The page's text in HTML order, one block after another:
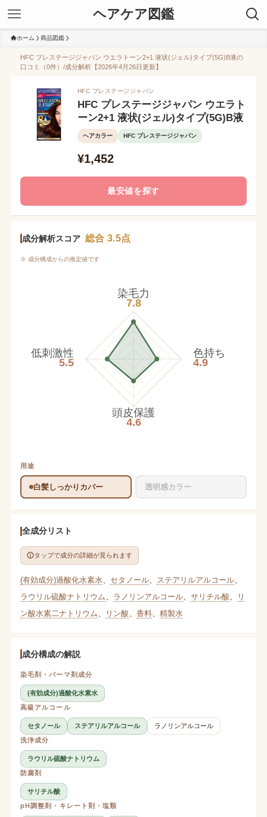
ヘアケア図鑑
ホーム 商品図鑑
HFC プレステージジャパン ウエラトーン2+1 液状(ジェル)タイプ(5G)B液の
口コミ（0件）/成分解析【2026年4月26日更新】
HFC プレステージジャパン
HFC プレステージジャパン ウエラト
ーン2+1 液状(ジェル)タイプ(5G)B液
ヘアカラー HFC プレステージジャパン
¥1,452
最安値を探す
成分解析スコア 総合 3.5点
※ 成分構成からの推定値です
染毛力
7.8
色持ち
4.9
頭皮保護
4.6
低刺激性
5.5
用途
白髪しっかりカバー 透明感カラー
全成分リスト
タップで成分の詳細が見られます
(有効成分)過酸化水素水 セタノール、 ステアリルアルコール、
ラウリル硫酸ナトリウム
ラノリンアルコール、 サリチル酸
リ
ン酸水素二ナトリウム
リン酸 香料、 精製水
成分構成の解説
染毛剤・パーマ剤成分
(有効成分)過酸化水素水
高級アルコール
セタノール ステアリルアルコール
ラノリンアルコール
洗浄成分
ラウリル硫酸ナトリウム
防腐剤
サリチル酸
pH調整剤・キレート剤・塩類